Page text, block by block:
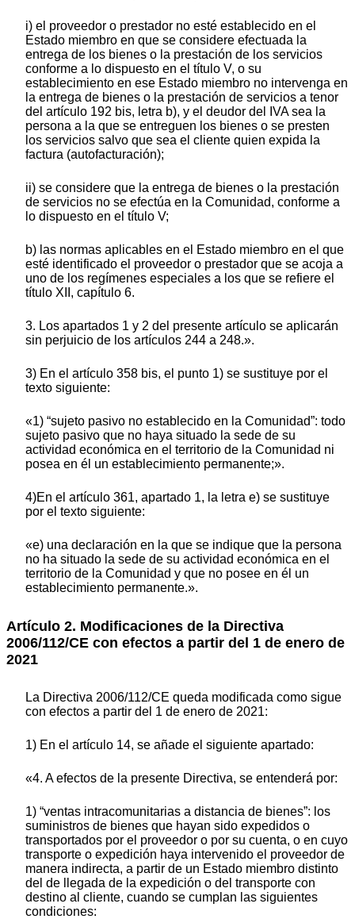
i) el proveedor o prestador no esté establecido en el
Estado miembro en que se considere efectuada la
entrega de los bienes o la prestación de los servicios
conforme a lo dispuesto en el título V, o su
establecimiento en ese Estado miembro no intervenga en
la entrega de bienes o la prestación de servicios a tenor
del artículo 192 bis, letra b), y el deudor del IVA sea la
persona a la que se entreguen los bienes o se presten
los servicios salvo que sea el cliente quien expida la
factura (autofacturación);
ii) se considere que la entrega de bienes o la prestación
de servicios no se efectúa en la Comunidad, conforme a
lo dispuesto en el título V;
b) las normas aplicables en el Estado miembro en el que
esté identificado el proveedor o prestador que se acoja a
uno de los regímenes especiales a los que se refiere el
título XII, capítulo 6.
3. Los apartados 1 y 2 del presente artículo se aplicarán
sin perjuicio de los artículos 244 a 248.».
3) En el artículo 358 bis, el punto 1) se sustituye por el
texto siguiente:
«1) “sujeto pasivo no establecido en la Comunidad”: todo
sujeto pasivo que no haya situado la sede de su
actividad económica en el territorio de la Comunidad ni
posea en él un establecimiento permanente;».
4)En el artículo 361, apartado 1, la letra e) se sustituye
por el texto siguiente:
«e) una declaración en la que se indique que la persona
no ha situado la sede de su actividad económica en el
territorio de la Comunidad y que no posee en él un
establecimiento permanente.».
Artículo 2. Modificaciones de la Directiva
2006/112/CE con efectos a partir del 1 de enero de
2021
La Directiva 2006/112/CE queda modificada como sigue
con efectos a partir del 1 de enero de 2021:
1) En el artículo 14, se añade el siguiente apartado:
«4. A efectos de la presente Directiva, se entenderá por:
1) “ventas intracomunitarias a distancia de bienes”: los
suministros de bienes que hayan sido expedidos o
transportados por el proveedor o por su cuenta, o en cuyo
transporte o expedición haya intervenido el proveedor de
manera indirecta, a partir de un Estado miembro distinto
del de llegada de la expedición o del transporte con
destino al cliente, cuando se cumplan las siguientes
condiciones: